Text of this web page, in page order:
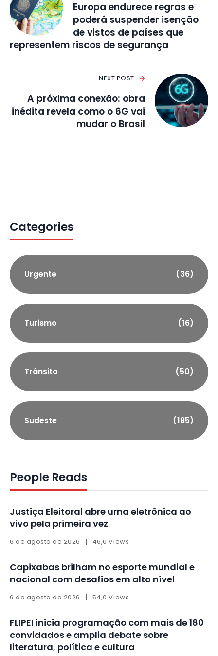
Europa endurece regras e
poderá suspender isenção
de vistos de países que
representem riscos de segurança
NEXT POST
A próxima conexão: obra
inédita revela como o 6G vai
mudar o Brasil
Categories
Urgente (36)
Turismo (16)
Trânsito (50)
Sudeste (185)
People Reads
Justiça Eleitoral abre urna eletrônica ao
vivo pela primeira vez
6 de agosto de 2026 46,0 Views
Capixabas brilham no esporte mundial e
nacional com desafios em alto nível
6 de agosto de 2026 54,0 Views
FLIPEI inicia programação com mais de 180
convidados e amplia debate sobre
literatura, política e cultura